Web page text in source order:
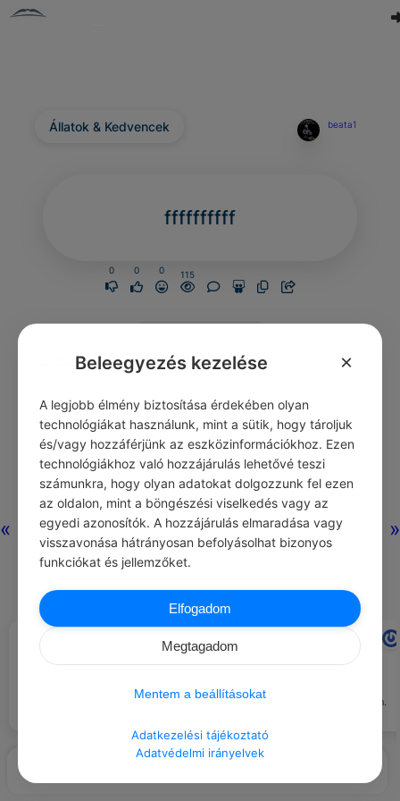
« »
Állatok & Kedvencek beata1
ffffffffff
0 0 0 115
#IDÉZETEK ÉLET
Mi magunk írjuk életünk könyvét.
A sorsunkat nem annyira a
döntéseink, cselekedeteink
#IDÉZETEK BÖLCSESSÉG
ADAM J. JACKSON
Ahhoz, hogy magunkhoz
életünkben, először el kell
képzelnünk, hogy már velünk van.
Beleegyezés kezelése ×
A legjobb élmény biztosítása érdekében olyan
technológiákat használunk, mint a sütik, hogy tároljuk
és/vagy hozzáférjünk az eszközinformációkhoz. Ezen
technológiákhoz való hozzájárulás lehetővé teszi
számunkra, hogy olyan adatokat dolgozzunk fel ezen
az oldalon, mint a böngészési viselkedés vagy az
egyedi azonosítók. A hozzájárulás elmaradása vagy
visszavonása hátrányosan befolyásolhat bizonyos
funkciókat és jellemzőket.
Elfogadom
Megtagadom
Mentem a beállításokat
Adatkezelési tájékoztató
Adatvédelmi irányelvek